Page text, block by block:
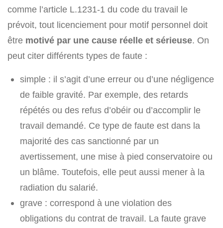
comme l’article L.1231-1 du code du travail le
prévoit, tout licenciement pour motif personnel doit
être motivé par une cause réelle et sérieuse. On
peut citer différents types de faute :
simple : il s’agit d’une erreur ou d’une négligence
de faible gravité. Par exemple, des retards
répétés ou des refus d’obéir ou d’accomplir le
travail demandé. Ce type de faute est dans la
majorité des cas sanctionné par un
avertissement, une mise à pied conservatoire ou
un blâme. Toutefois, elle peut aussi mener à la
radiation du salarié.
grave : correspond à une violation des
obligations du contrat de travail. La faute grave